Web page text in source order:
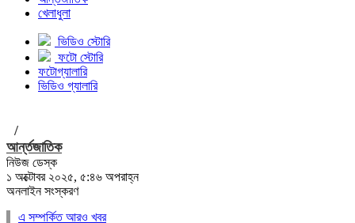
খেলাধুলা
ভিডিও স্টোরি
ফটো স্টোরি
ফটোগ্যালারি
ভিডিও গ্যালারি
/
আর্ন্তজাতিক
নিউজ ডেস্ক
১ অক্টোবর ২০২৫, ৫:৪৬ অপরাহ্ন
অনলাইন সংস্করণ
এ সম্পর্কিত আরও খবর